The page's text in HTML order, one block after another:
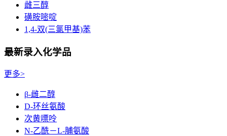
雌三醇
磺胺嘧啶
1,4-双(三氯甲基)苯
最新录入化学品
更多>
β-雌二醇
D-环丝氨酸
次黄嘌呤
N-乙酰－L-脯氨酸